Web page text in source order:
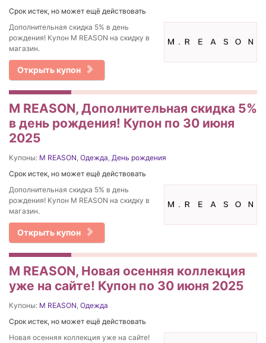
Срок истек, но может ещё действовать
Дополнительная скидка 5% в день
рождения! Купон M REASON на скидку в
магазин.
Открыть купон
M REASON, Дополнительная скидка 5%
в день рождения! Купон по 30 июня
2025
Купоны: M REASON, Одежда, День рождения
Срок истек, но может ещё действовать
Дополнительная скидка 5% в день
рождения! Купон M REASON на скидку в
магазин.
Открыть купон
M REASON, Новая осенняя коллекция
уже на сайте! Купон по 30 июня 2025
Купоны: M REASON, Одежда
Срок истек, но может ещё действовать
Новая осенняя коллекция уже на сайте!